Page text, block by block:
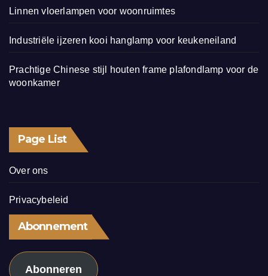
Linnen vloerlampen voor woonruimtes
Industriële ijzeren kooi hanglamp voor keukeneiland
Prachtige Chinese stijl houten frame plafondlamp voor de
woonkamer
Page List
Over ons
Privacybeleid
Abonnement
Abonneren